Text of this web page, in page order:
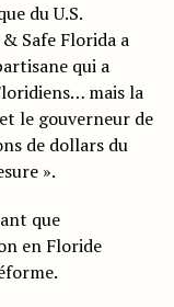
du U.S.
Safe Florida a
qui a
mais la
le gouverneur de
de dollars du
».
que
en Floride